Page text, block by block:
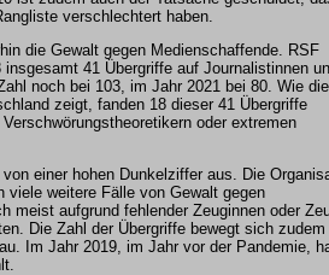
verschlechtert haben.
die Gewalt gegen Medienschaffende. RSF
41 Übergriffe auf Journalistinnen
noch bei 103, im Jahr 2021 bei 80. Wie die
zeigt, fanden 18 dieser 41 Übergriffe
oder extremen
einer hohen Dunkelziffer aus. Die
viele weitere Fälle von Gewalt gegen
meist aufgrund fehlender Zeuginnen oder
Die Zahl der Übergriffe bewegt sich zudem
Im Jahr 2019, im Jahr vor der Pandemie,